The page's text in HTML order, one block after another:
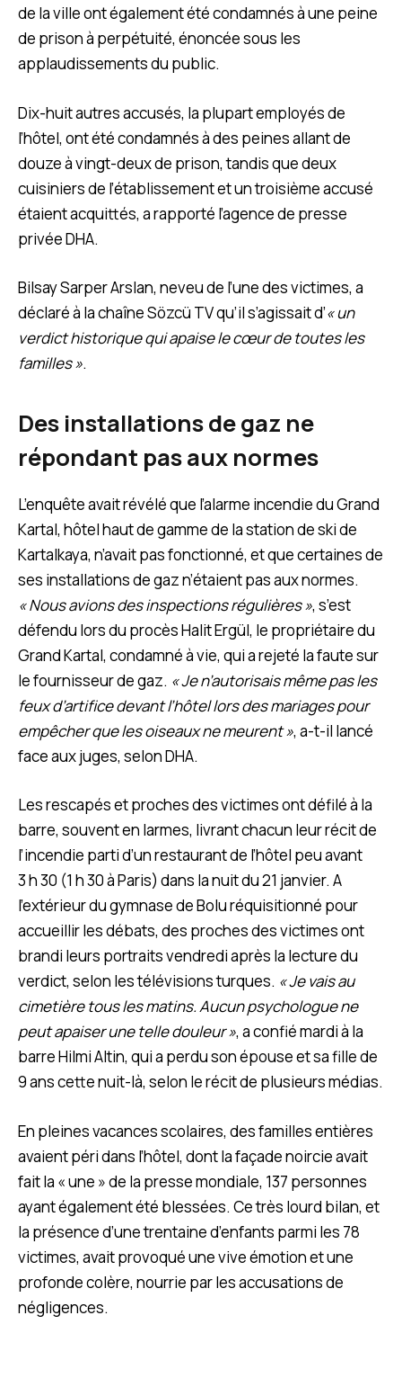
de la ville ont également été condamnés à une peine
de prison à perpétuité, énoncée sous les
applaudissements du public.
Dix-huit autres accusés, la plupart employés de
l’hôtel, ont été condamnés à des peines allant de
douze à vingt-deux de prison, tandis que deux
cuisiniers de l’établissement et un troisième accusé
étaient acquittés, a rapporté l’agence de presse
privée DHA.
Bilsay Sarper Arslan, neveu de l’une des victimes, a
déclaré à la chaîne Sözcü TV qu’il s’agissait d’« un
verdict historique qui apaise le cœur de toutes les
familles ».
Des installations de gaz ne
répondant pas aux normes
L’enquête avait révélé que l’alarme incendie du Grand
Kartal, hôtel haut de gamme de la station de ski de
Kartalkaya, n’avait pas fonctionné, et que certaines de
ses installations de gaz n’étaient pas aux normes.
« Nous avions des inspections régulières », s’est
défendu lors du procès Halit Ergül, le propriétaire du
Grand Kartal, condamné à vie, qui a rejeté la faute sur
le fournisseur de gaz. « Je n’autorisais même pas les
feux d’artifice devant l’hôtel lors des mariages pour
empêcher que les oiseaux ne meurent », a-t-il lancé
face aux juges, selon DHA.
Les rescapés et proches des victimes ont défilé à la
barre, souvent en larmes, livrant chacun leur récit de
l’incendie parti d’un restaurant de l’hôtel peu avant
3 h 30 (1 h 30 à Paris) dans la nuit du 21 janvier. A
l’extérieur du gymnase de Bolu réquisitionné pour
accueillir les débats, des proches des victimes ont
brandi leurs portraits vendredi après la lecture du
verdict, selon les télévisions turques. « Je vais au
cimetière tous les matins. Aucun psychologue ne
peut apaiser une telle douleur », a confié mardi à la
barre Hilmi Altin, qui a perdu son épouse et sa fille de
9 ans cette nuit-là, selon le récit de plusieurs médias.
En pleines vacances scolaires, des familles entières
avaient péri dans l’hôtel, dont la façade noircie avait
fait la « une » de la presse mondiale, 137 personnes
ayant également été blessées. Ce très lourd bilan, et
la présence d’une trentaine d’enfants parmi les 78
victimes, avait provoqué une vive émotion et une
profonde colère, nourrie par les accusations de
négligences.